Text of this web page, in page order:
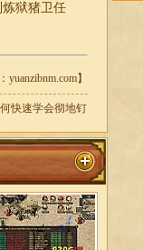
炼狱猪卫任
yuanzibnm.com】
快速学会彻地钉